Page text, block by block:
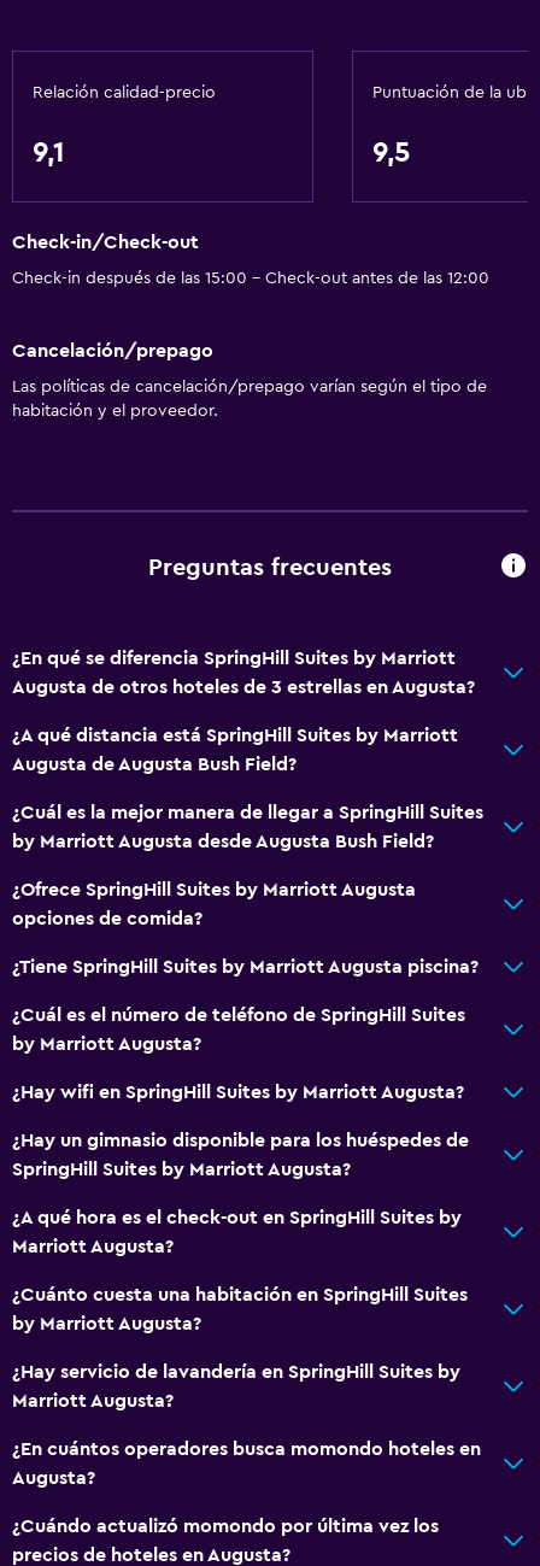
Relación calidad-precio
9,1
Puntuación de la
9,5
Check-in/Check-out
Check-in después de las 15:00 - Check-out antes de las 12:00
Cancelación/prepago
Las políticas de cancelación/prepago varían según el tipo de
habitación y el proveedor.
Preguntas frecuentes
¿En qué se diferencia SpringHill Suites by Marriott
Augusta de otros hoteles de 3 estrellas en Augusta?
¿A qué distancia está SpringHill Suites by Marriott
Augusta de Augusta Bush Field?
¿Cuál es la mejor manera de llegar a SpringHill Suites
by Marriott Augusta desde Augusta Bush Field?
¿Ofrece SpringHill Suites by Marriott Augusta
opciones de comida?
¿Tiene SpringHill Suites by Marriott Augusta piscina?
¿Cuál es el número de teléfono de SpringHill Suites
by Marriott Augusta?
¿Hay wifi en SpringHill Suites by Marriott Augusta?
¿Hay un gimnasio disponible para los huéspedes de
SpringHill Suites by Marriott Augusta?
¿A qué hora es el check-out en SpringHill Suites by
Marriott Augusta?
¿Cuánto cuesta una habitación en SpringHill Suites
by Marriott Augusta?
¿Hay servicio de lavandería en SpringHill Suites by
Marriott Augusta?
¿En cuántos operadores busca momondo hoteles en
Augusta?
¿Cuándo actualizó momondo por última vez los
precios de hoteles en Augusta?